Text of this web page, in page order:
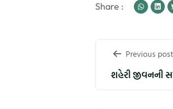
Share :
PostPrevious post
શહેરી જીવનની